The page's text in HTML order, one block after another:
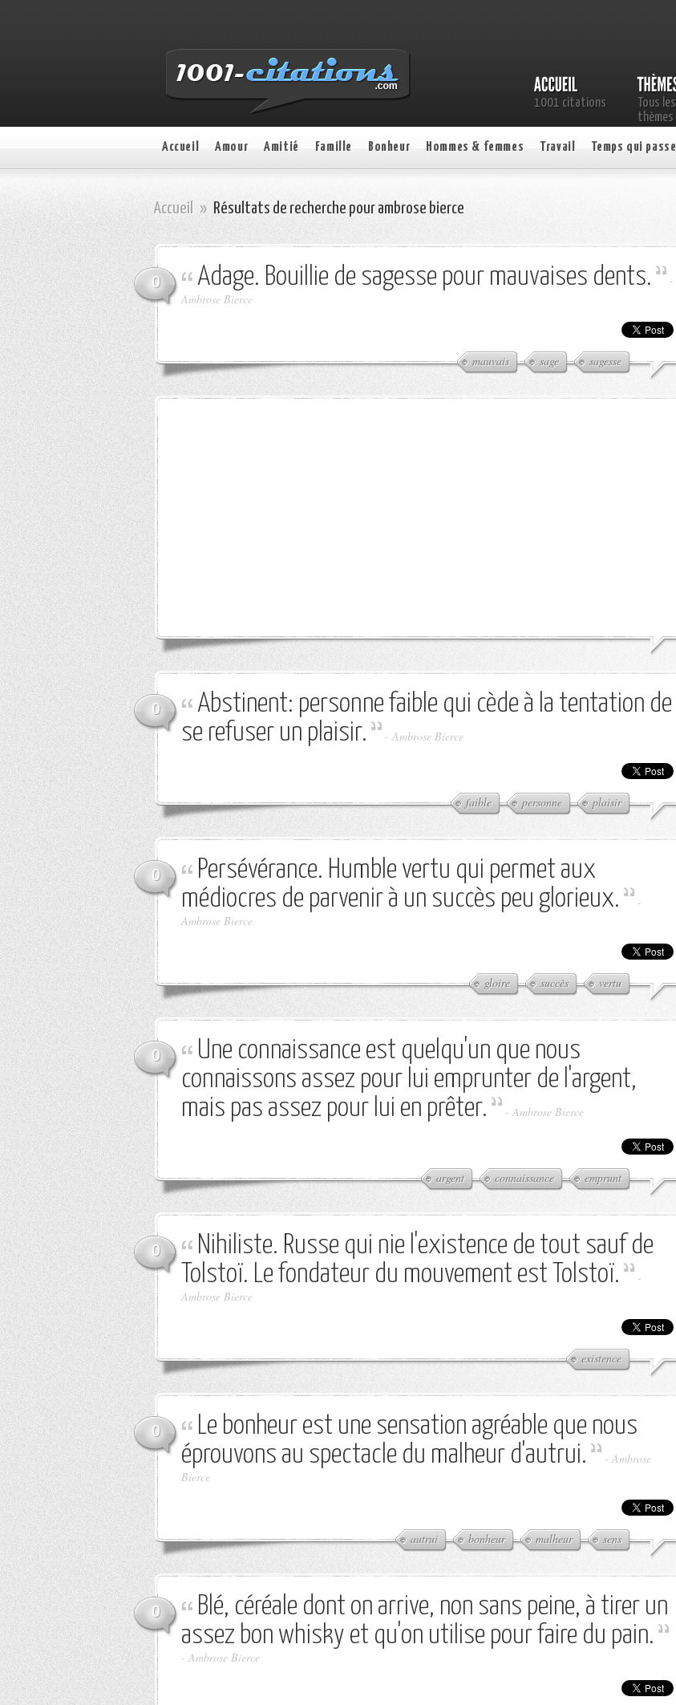
1001 citations
Tous les
thèmes
Accueil Amour Amitié Famille Bonheur Hommes & femmes Travail Temps qui passe
Accueil » Résultats de recherche pour ambrose bierce
0 Adage. Bouillie de sagesse pour mauvaises dents.
-
Ambrose Bierce
mauvais sage sagesse
0
Abstinent: personne faible qui cède à la tentation de
se refuser un plaisir.
- Ambrose Bierce
faible personne plaisir
0
Persévérance. Humble vertu qui permet aux
médiocres de parvenir à un succès peu glorieux.
-
Ambrose Bierce
gloire succès vertu
0
Une connaissance est quelqu'un que nous
connaissons assez pour lui emprunter de l'argent,
mais pas assez pour lui en prêter.
- Ambrose Bierce
argent connaissance emprunt
0
Nihiliste. Russe qui nie l'existence de tout sauf de
Tolstoï. Le fondateur du mouvement est Tolstoï.
-
Ambrose Bierce
existence
0
Le bonheur est une sensation agréable que nous
éprouvons au spectacle du malheur d'autrui.
- Ambrose
Bierce
autrui bonheur malheur sens
0
Blé, céréale dont on arrive, non sans peine, à tirer un
assez bon whisky et qu'on utilise pour faire du pain.
- Ambrose Bierce